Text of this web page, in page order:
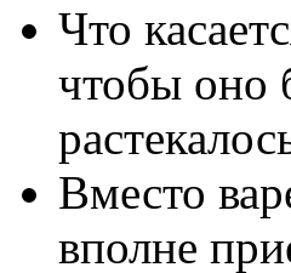
Что
чтобы оно
Вместо
вполне